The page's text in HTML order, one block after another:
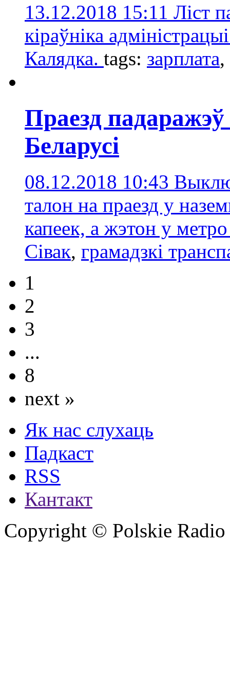
13.12.2018 15:11 Ліст
кіраўніка
Калядка. tags: зарплатa,
Праезд падаражэў
Беларусі
08.12.2018 10:43
талон на праезд у
капеек, а жэтон у
Сівак, грамадзкі
1
2
3
...
8
next »
Як нас слухаць
Падкаст
RSS
Кантакт
Copyright © Polskie